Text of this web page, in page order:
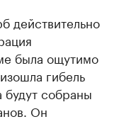
действительно
была ощутимо
гибель
собраны
Он